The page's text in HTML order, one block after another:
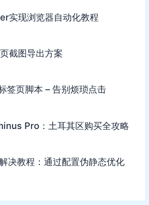
实现浏览器自动化教程
截图导出方案
签页脚本 – 告别烦琐点击
Pro：土耳其区购买全攻略
决教程：通过配置伪静态优化